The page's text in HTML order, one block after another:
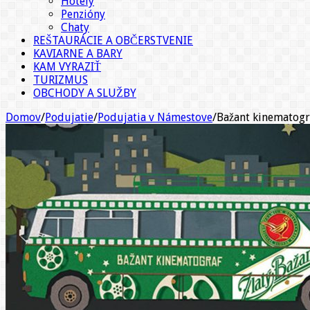
Penzióny
Chaty
REŠTAURÁCIE A OBČERSTVENIE
KAVIARNE A BARY
KAM VYRAZIŤ
TURIZMUS
OBCHODY A SLUŽBY
Domov/Podujatie/Podujatia v Námestove/Bažant